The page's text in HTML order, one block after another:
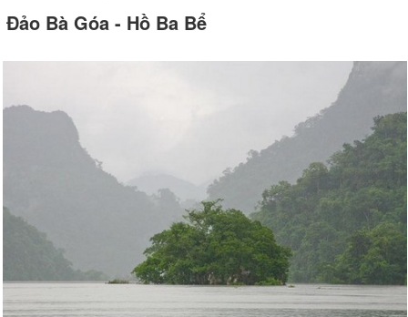
Đảo Bà Góa - Hồ Ba Bể